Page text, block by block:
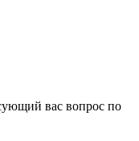
вас вопрос по